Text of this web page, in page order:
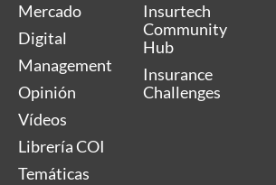
Mercado
Digital
Management
Opinión
Vídeos
Librería COI
Temáticas
Insurtech
Community
Hub
Insurance
Challenges